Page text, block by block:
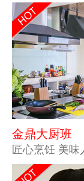
金鼎大厨班
匠心烹饪 美味